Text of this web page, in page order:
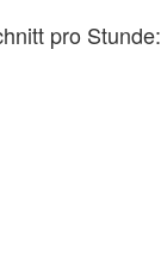
pro Stunde: